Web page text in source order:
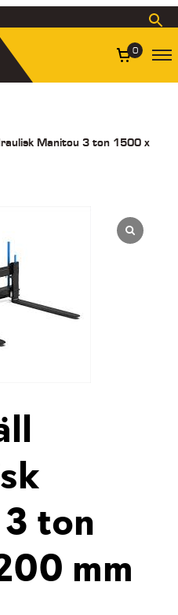
0
Manitou 3 ton 1500 x
ton
mm